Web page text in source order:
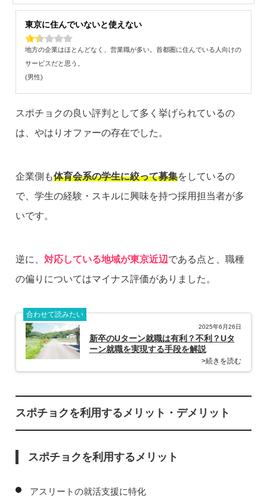
東京に住んでいないと使えない
地方の企業はほとんどなく、営業職が多い。首都圏に住んでいる人向けの
サービスだと思う。
(男性)
スポチョクの良い評判として多く挙げられているの
は、やはりオファーの存在でした。
企業側も体育会系の学生に絞って募集をしているの
で、学生の経験・スキルに興味を持つ採用担当者が多
いです。
逆に、 対応している地域が東京近辺である点と、職種
の偏りについてはマイナス評価がありました。
合わせて読みたい
2025年6月26日
新卒のUターン就職は有利？不利？Uタ
ーン就職を実現する手段を解説
>続きを読む
スポチョクを利用するメリット・デメリット
スポチョクを利用するメリット
アスリートの就活支援に特化